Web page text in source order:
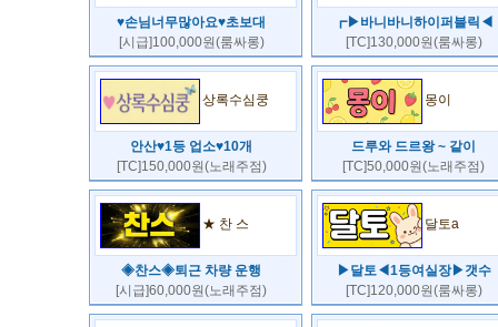
♥손님너무많아요♥초보대
[시급]100,000원(룸싸롱)
┏▶바니바니하이퍼블릭◀
[TC]130,000원(룸싸롱)
상록수심쿵
안산♥1등 업소♥10개
[TC]150,000원(노래주점)
몽이
드루와 드르왕 ~ 같이
[TC]50,000원(노래주점)
★ 찬 스
◈찬스◈퇴근 차량 운행
[시급]60,000원(노래주점)
달토a
▶달토◀1등여실장▶갯수
[TC]120,000원(룸싸롱)